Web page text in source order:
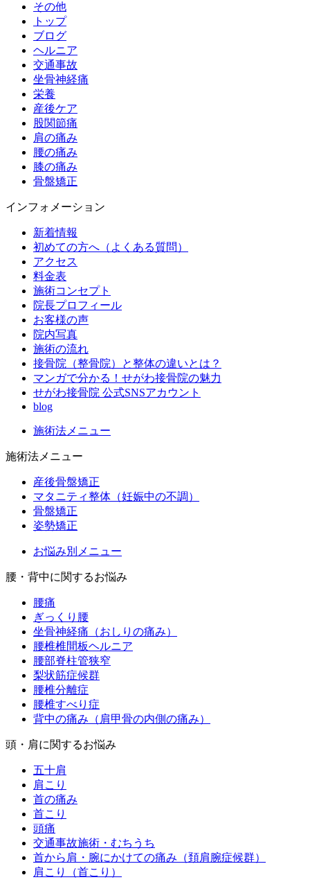
その他
トップ
ブログ
ヘルニア
交通事故
坐骨神経痛
栄養
産後ケア
股関節痛
肩の痛み
腰の痛み
膝の痛み
骨盤矯正
インフォメーション
新着情報
初めての方へ（よくある質問）
アクセス
料金表
施術コンセプト
院長プロフィール
お客様の声
院内写真
施術の流れ
接骨院（整骨院）と整体の違いとは？
マンガで分かる！せがわ接骨院の魅力
せがわ接骨院 公式SNSアカウント
blog
施術法メニュー
施術法メニュー
産後骨盤矯正
マタニティ整体（妊娠中の不調）
骨盤矯正
姿勢矯正
お悩み別メニュー
腰・背中に関するお悩み
腰痛
ぎっくり腰
坐骨神経痛（おしりの痛み）
腰椎椎間板ヘルニア
腰部脊柱管狭窄
梨状筋症候群
腰椎分離症
腰椎すべり症
背中の痛み（肩甲骨の内側の痛み）
頭・肩に関するお悩み
五十肩
肩こり
首の痛み
首こり
頭痛
交通事故施術・むちうち
首から肩・腕にかけての痛み（頚肩腕症候群）
肩こり（首こり）